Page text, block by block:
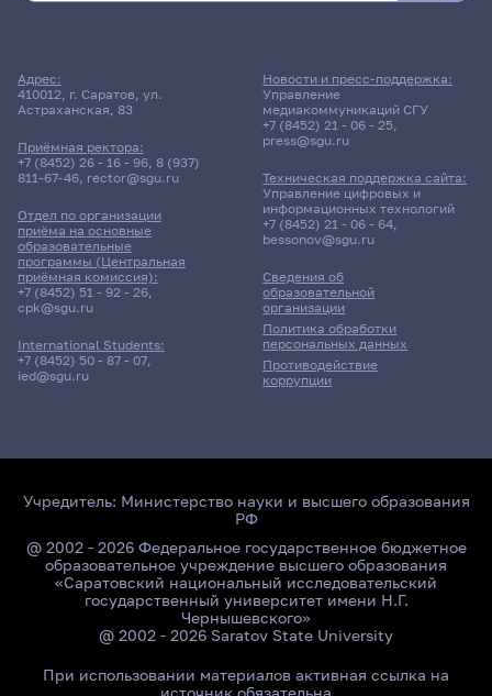
Адрес:
410012, г. Саратов, ул.
Астраханская, 83
Приёмная ректора:
+7 (8452) 26 - 16 - 96, 8 (937)
811-67-46, rector@sgu.ru
Отдел по организации
приёма на основные
образовательные
программы (Центральная
приёмная комиссия):
+7 (8452) 51 - 92 - 26,
cpk@sgu.ru
International Students:
+7 (8452) 50 - 87 - 07,
ied@sgu.ru
Сведения об
образовательной
организации
Политика обработки
персональных данных
Противодействие
коррупции
Новости и пресс-поддержка:
Управление
медиакоммуникаций СГУ
+7 (8452) 21 - 06 - 25,
press@sgu.ru
Техническая поддержка сайта:
Управление цифровых и
информационных технологий
+7 (8452) 21 - 06 - 64,
bessonov@sgu.ru
Учредитель: Министерство науки и высшего образования
РФ
@ 2002 - 2026 Федеральное государственное бюджетное
образовательное учреждение высшего образования
«Саратовский национальный исследовательский
государственный университет имени Н.Г.
Чернышевского»
@ 2002 - 2026 Saratov State University
При использовании материалов активная ссылка на
источник обязательна